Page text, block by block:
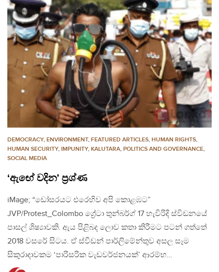
DEMOCRACY, ENVIRONMENT, FEATURED ARTICLES, HUMAN RIGHTS,
HUMAN SECURITY, IMPUNITY, KALUTARA, POLITICS AND GOVERNANCE,
SOCIAL MEDIA
‘ඇඟේ වදින’ ප්‍රශ්ණ
iMage; “ඩෝසරයට එරෙහිව අපි කොළඹට”
JVP/Protest_Colombo ග්‍රේටා තුන්බර්ග් 17 හැවිරිදි ස්විඩනයේ
පාසල් ශිෂ්‍යාවකි. ඇය පිළිබද ලොව කතා කිරීමට පටන් ගත්තේ
2018 වසරේ සිටය. ඒ ස්වීඩන් පාර්ලිමේන්තුව අසල සෑම
සිකුරාදාවකම ‘පාරිසරික වැඩවර්ජනයක්’ ආරම්භ…